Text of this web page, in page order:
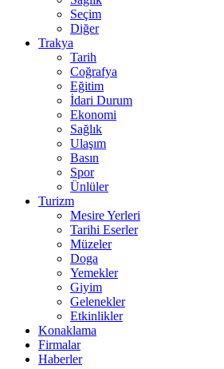
Seçim
Diğer
Trakya
Tarih
Coğrafya
Eğitim
İdari Durum
Ekonomi
Sağlık
Ulaşım
Basın
Spor
Ünlüler
Turizm
Mesire Yerleri
Tarihi Eserler
Müzeler
Doga
Yemekler
Giyim
Gelenekler
Etkinlikler
Konaklama
Firmalar
Haberler